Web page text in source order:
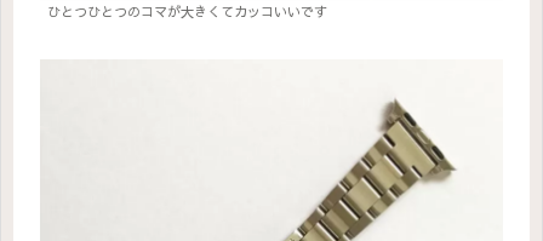
ひとつひとつのコマが大きくてカッコいいです